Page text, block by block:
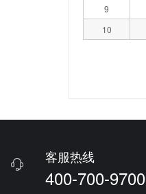
9
10
 客服热线
400-700-9700